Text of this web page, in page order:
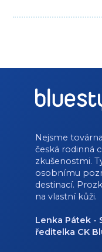
Nejsme
česká rodinná
zkušenostmi.
osobnímu
destinací.
na vlastní kůži.
Lenka Pátek -
ředitelka CK